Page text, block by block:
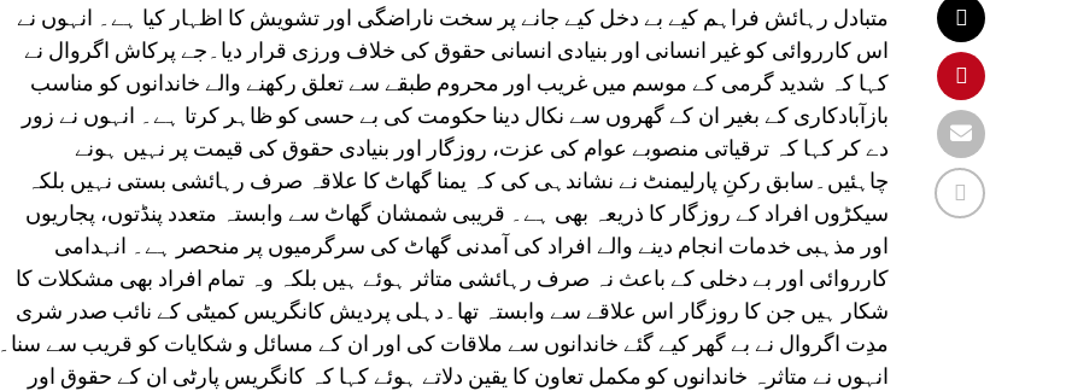
متبادل رہائش فراہم کیے بے دخل کیے جانے پر سخت ناراضگی اور تشویش کا اظہار کیا ہے۔ انہوں نے
اس کارروائی کو غیر انسانی اور بنیادی انسانی حقوق کی خلاف ورزی قرار دیا۔جے پرکاش اگروال نے
کہا کہ شدید گرمی کے موسم میں غریب اور محروم طبقے سے تعلق رکھنے والے خاندانوں کو مناسب
بازآبادکاری کے بغیر ان کے گھروں سے نکال دینا حکومت کی بے حسی کو ظاہر کرتا ہے۔ انہوں نے زور
دے کر کہا کہ ترقیاتی منصوبے عوام کی عزت، روزگار اور بنیادی حقوق کی قیمت پر نہیں ہونے
چاہئیں۔سابق رکنِ پارلیمنٹ نے نشاندہی کی کہ یمنا گھاٹ کا علاقہ صرف رہائشی بستی نہیں بلکہ
سیکڑوں افراد کے روزگار کا ذریعہ بھی ہے۔ قریبی شمشان گھاٹ سے وابستہ متعدد پنڈتوں، پجاریوں
اور مذہبی خدمات انجام دینے والے افراد کی آمدنی گھاٹ کی سرگرمیوں پر منحصر ہے۔ انہدامی
کارروائی اور بے دخلی کے باعث نہ صرف رہائشی متاثر ہوئے ہیں بلکہ وہ تمام افراد بھی مشکلات کا
شکار ہیں جن کا روزگار اس علاقے سے وابستہ تھا۔دہلی پردیش کانگریس کمیٹی کے نائب صدر شری
مدِت اگروال نے بے گھر کیے گئے خاندانوں سے ملاقات کی اور ان کے مسائل و شکایات کو قریب سے سنا۔
انہوں نے متاثرہ خاندانوں کو مکمل تعاون کا یقین دلاتے ہوئے کہا کہ کانگریس پارٹی ان کے حقوق اور